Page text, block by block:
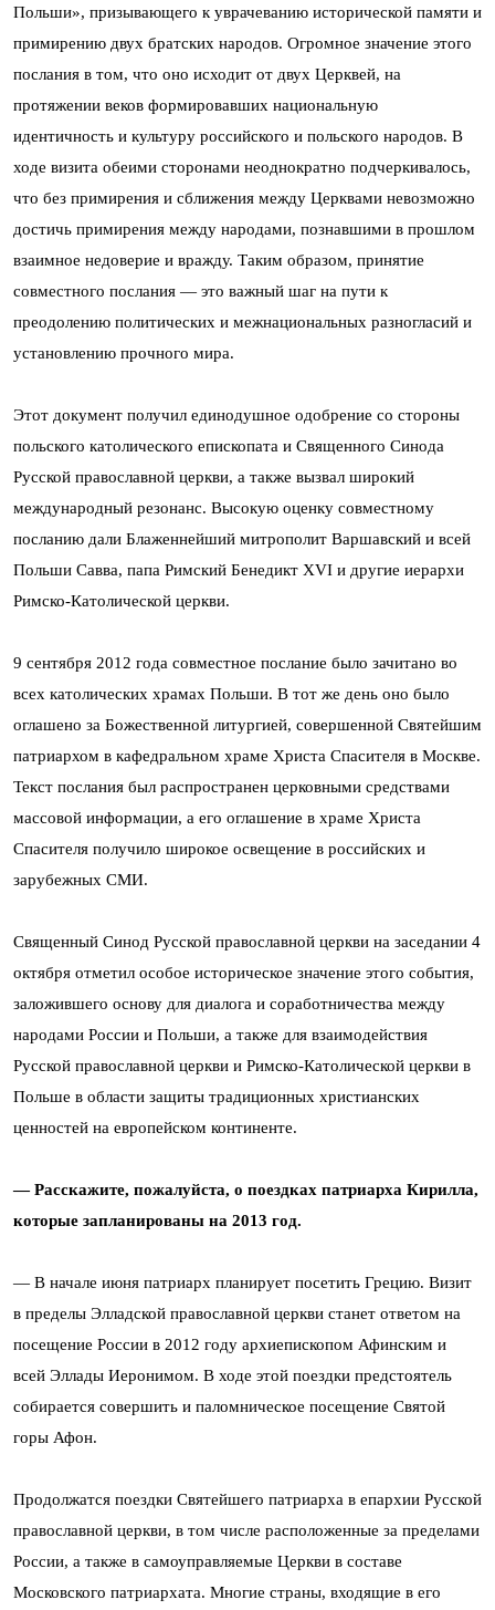
Польши», призывающего к уврачеванию исторической памяти и
примирению двух братских народов. Огромное значение этого
послания в том, что оно исходит от двух Церквей, на
протяжении веков формировавших национальную
идентичность и культуру российского и польского народов. В
ходе визита обеими сторонами неоднократно подчеркивалось,
что без примирения и сближения между Церквами невозможно
достичь примирения между народами, познавшими в прошлом
взаимное недоверие и вражду. Таким образом, принятие
совместного послания — это важный шаг на пути к
преодолению политических и межнациональных разногласий и
установлению прочного мира.
Этот документ получил единодушное одобрение со стороны
польского католического епископата и Священного Синода
Русской православной церкви, а также вызвал широкий
международный резонанс. Высокую оценку совместному
посланию дали Блаженнейший митрополит Варшавский и всей
Польши Савва, папа Римский Бенедикт XVI и другие иерархи
Римско-Католической церкви.
9 сентября 2012 года совместное послание было зачитано во
всех католических храмах Польши. В тот же день оно было
оглашено за Божественной литургией, совершенной Святейшим
патриархом в кафедральном храме Христа Спасителя в Москве.
Текст послания был распространен церковными средствами
массовой информации, а его оглашение в храме Христа
Спасителя получило широкое освещение в российских и
зарубежных СМИ.
Священный Синод Русской православной церкви на заседании 4
октября отметил особое историческое значение этого события,
заложившего основу для диалога и соработничества между
народами России и Польши, а также для взаимодействия
Русской православной церкви и Римско-Католической церкви в
Польше в области защиты традиционных христианских
ценностей на европейском континенте.
— Расскажите, пожалуйста, о поездках патриарха Кирилла,
которые запланированы на 2013 год.
— В начале июня патриарх планирует посетить Грецию. Визит
в пределы Элладской православной церкви станет ответом на
посещение России в 2012 году архиепископом Афинским и
всей Эллады Иеронимом. В ходе этой поездки предстоятель
собирается совершить и паломническое посещение Cвятой
горы Афон.
Продолжатся поездки Святейшего патриарха в епархии Русской
православной церкви, в том числе расположенные за пределами
России, а также в самоуправляемые Церкви в составе
Московского патриархата. Многие страны, входящие в его